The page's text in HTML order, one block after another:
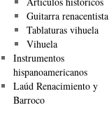
Guitarra renacentista
Tablaturas vihuela
Vihuela
Instrumentos
hispanoamericanos
Laúd Renacimiento y
Barroco